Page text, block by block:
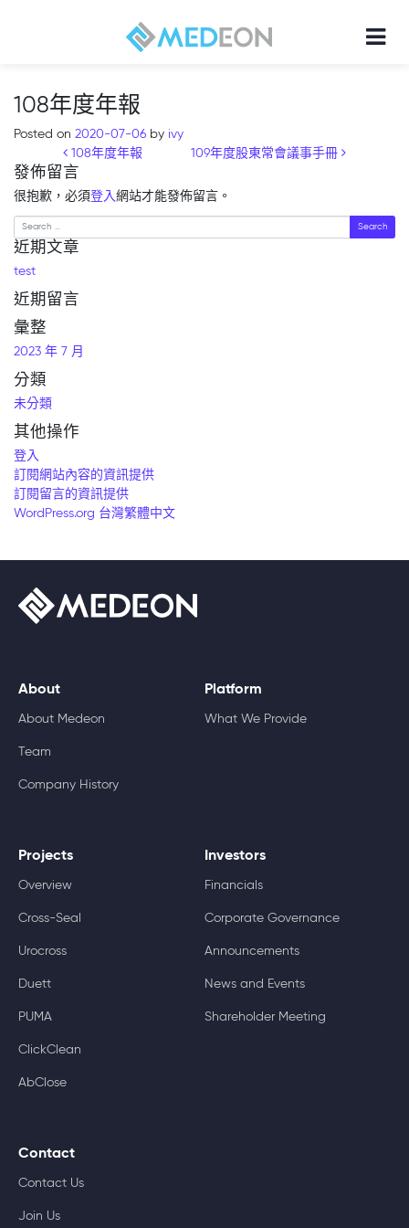
108年度年報
Posted on 2020-07-06 by ivy
Post navigation
108年度年報 109年度股東常會議事手冊
發佈留言
很抱歉，必須登入網站才能發佈留言。
Search
近期文章
test
近期留言
彙整
2023 年 7 月
分類
未分類
其他操作
登入
訂閱網站內容的資訊提供
訂閱留言的資訊提供
WordPress.org 台灣繁體中文
About
About Medeon
Team
Company History
Platform
What We Provide
Projects
Overview
Cross-Seal
Urocross
Duett
PUMA
ClickClean
AbClose
Investors
Financials
Corporate Governance
Announcements
News and Events
Shareholder Meeting
Contact
Contact Us
Join Us